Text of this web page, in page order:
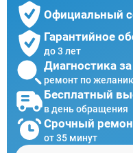
Официальный
Гарантийное
до 3 лет
Диагностика
ремонт по
Бесплатный
в день обращения
Срочный
от 35 минут